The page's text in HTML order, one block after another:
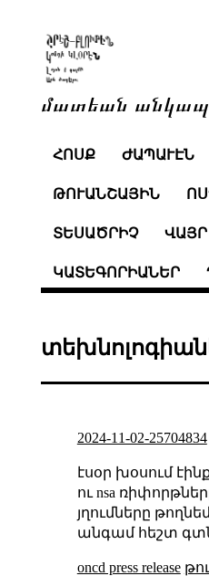
մատեան
ՀՈՍՔ ԺԱՊԱՒԷՆ
ԹՈՒԱՆՇԱՅԻՆ
ՏԵՍԱԾՐԻՉ ՎԱՅՐ
ԿԱՏԵԳՈՐԻԱՆԵՐ
2024-11-02-25704834
էսօր խօսում
ու nsa
յղումները
անգամ հեշտ
oncd press release